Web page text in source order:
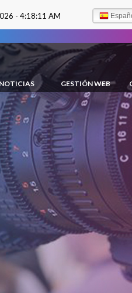
- 4:18:12 AM
NOTICIAS GESTIÓN WEB